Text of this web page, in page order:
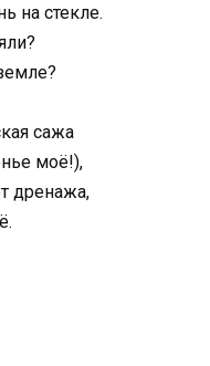
на стекле.
сажа
моё!),
дренажа,